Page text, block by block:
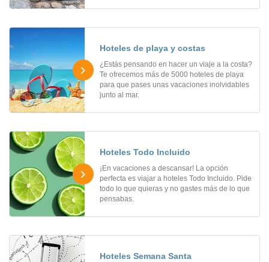
Hoteles de playa y costas
¿Estás pensando en hacer un viaje a la costa?
Te ofrecemos más de 5000 hoteles de playa
para que pases unas vacaciones inolvidables
junto al mar.
Hoteles Todo Incluido
¡En vacaciones a descansar! La opción
perfecta es viajar a hoteles Todo Incluido. Pide
todo lo que quieras y no gastes más de lo que
pensabas.
Hoteles Semana Santa